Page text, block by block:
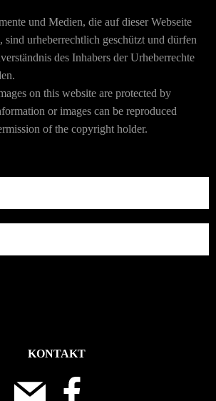
und Medien, die auf dieser Webseite
urheberrechtlich geschützt und dürfen
des Inhabers der Urheberrechte
on this website are protected by
or images can be reproduced
of the copyright holder.
KONTAKT